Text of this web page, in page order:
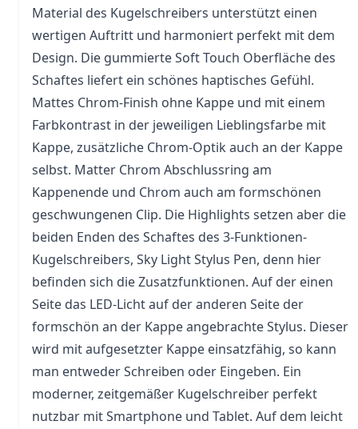
Material des Kugelschreibers unterstützt einen
wertigen Auftritt und harmoniert perfekt mit dem
Design. Die gummierte Soft Touch Oberfläche des
Schaftes liefert ein schönes haptisches Gefühl.
Mattes Chrom-Finish ohne Kappe und mit einem
Farbkontrast in der jeweiligen Lieblingsfarbe mit
Kappe, zusätzliche Chrom-Optik auch an der Kappe
selbst. Matter Chrom Abschlussring am
Kappenende und Chrom auch am formschönen
geschwungenen Clip. Die Highlights setzen aber die
beiden Enden des Schaftes des 3-Funktionen-
Kugelschreibers, Sky Light Stylus Pen, denn hier
befinden sich die Zusatzfunktionen. Auf der einen
Seite das LED-Licht auf der anderen Seite der
formschön an der Kappe angebrachte Stylus. Dieser
wird mit aufgesetzter Kappe einsatzfähig, so kann
man entweder Schreiben oder Eingeben. Ein
moderner, zeitgemäßer Kugelschreiber perfekt
nutzbar mit Smartphone und Tablet. Auf dem leicht